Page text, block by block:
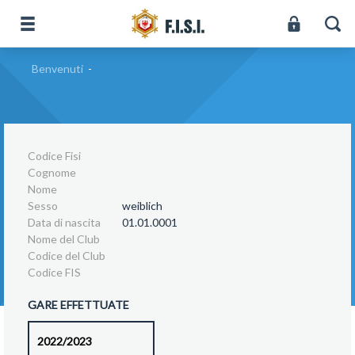
Benvenuti -
Codice Fisi
Cognome
Nome
Sesso
weiblich
Data di nascita
01.01.0001
Nome del Club
Codice del Club
Codice FIS
GARE EFFETTUATE